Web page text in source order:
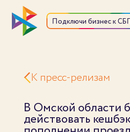
Подключи бизнес к
К пресс-релизам
В Омской области
действовать